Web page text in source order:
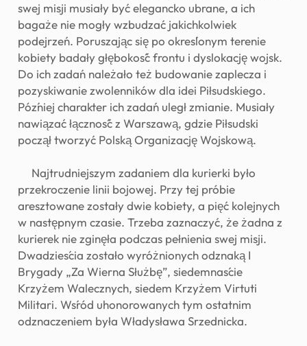
swej misji musiały być elegancko ubrane, a ich
bagaże nie mogły wzbudzać jakichkolwiek
podejrzeń. Poruszając się po określonym terenie
kobiety badały głębokość frontu i dyslokację wojsk.
Do ich zadań należało też budowanie zaplecza i
pozyskiwanie zwolenników dla idei Piłsudskiego.
Później charakter ich zadań uległ zmianie. Musiały
nawiązać łączność z Warszawą, gdzie Piłsudski
począł tworzyć Polską Organizację Wojskową.
Najtrudniejszym zadaniem dla kurierki było
przekroczenie linii bojowej. Przy tej próbie
aresztowane zostały dwie kobiety, a pięć kolejnych
w następnym czasie. Trzeba zaznaczyć, że żadna z
kurierek nie zginęła podczas pełnienia swej misji.
Dwadzieścia zostało wyróżnionych odznaką I
Brygady „Za Wierna Służbę”, siedemnaście
Krzyżem Walecznych, siedem Krzyżem Virtuti
Militari. Wśród uhonorowanych tym ostatnim
odznaczeniem była Władysława Srzednicka.